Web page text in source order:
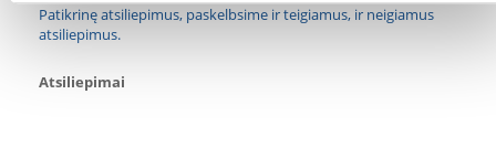
Patikrinę atsiliepimus, paskelbsime ir teigiamus, ir neigiamus
atsiliepimus.
Atsiliepimai